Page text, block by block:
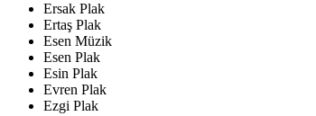
Ersak Plak
Ertaş Plak
Esen Müzik
Esen Plak
Esin Plak
Evren Plak
Ezgi Plak